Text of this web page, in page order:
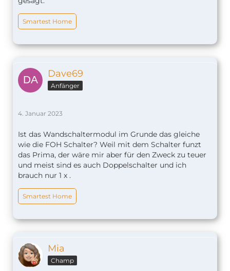
Smartest Home
Dave69
Anfänger
4. Januar 2023
Ist das Wandschaltermodul im Grunde das gleiche
wie die FOH Schalter? Weil mit dem Schalter funzt
das Prima, der wäre mir aber für den Zweck zu teuer
und meist sind es auch Doppelschalter und ich
brauch nur 1 x .
Smartest Home
Mia
Champ